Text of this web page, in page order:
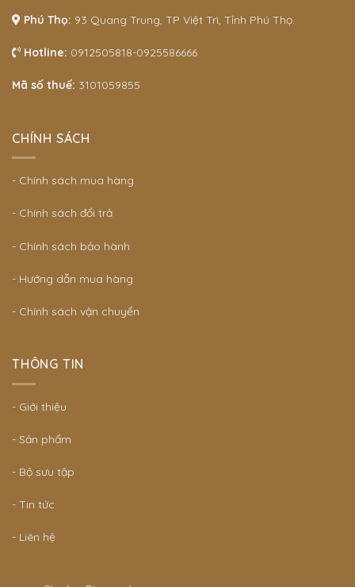
Phú Thọ: 93 Quang Trung, TP Việt Trì, Tỉnh Phú Thọ.
Hotline: 0912505818-0925586666
Mã số thuế: 3101059855
CHÍNH SÁCH
- Chính sách mua hàng
- Chính sách đổi trả
- Chính sách bảo hành
- Hướng dẫn mua hàng
- Chính sách vận chuyển
THÔNG TIN
- Giới thiệu
- Sản phẩm
- Bộ sưu tập
- Tin tức
- Liên hệ